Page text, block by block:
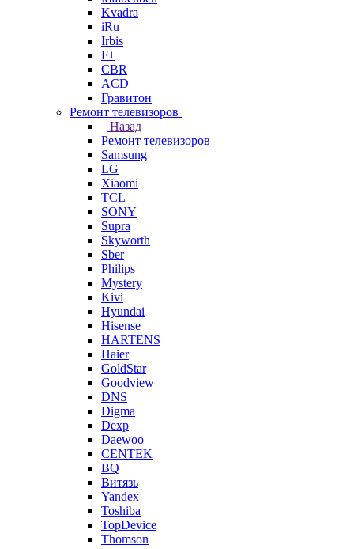
Kvadra
iRu
Irbis
F+
CBR
ACD
Гравитон
Ремонт телевизоров
Назад
Ремонт телевизоров
Samsung
LG
Xiaomi
TCL
SONY
Supra
Skyworth
Sber
Philips
Mystery
Kivi
Hyundai
Hisense
HARTENS
Haier
GoldStar
Goodview
DNS
Digma
Dexp
Daewoo
CENTEK
BQ
Витязь
Yandex
Toshiba
TopDevice
Thomson